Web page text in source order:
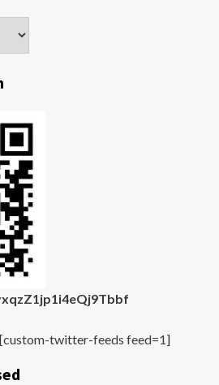
twitter-feeds feed=1]